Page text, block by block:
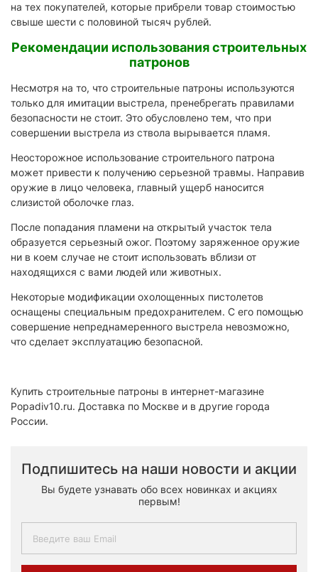
на тех покупателей, которые прибрели товар стоимостью
свыше шести с половиной тысяч рублей.
Рекомендации использования строительных
патронов
Несмотря на то, что строительные патроны используются
только для имитации выстрела, пренебрегать правилами
безопасности не стоит. Это обусловлено тем, что при
совершении выстрела из ствола вырывается пламя.
Неосторожное использование строительного патрона
может привести к получению серьезной травмы. Направив
оружие в лицо человека, главный ущерб наносится
слизистой оболочке глаз.
После попадания пламени на открытый участок тела
образуется серьезный ожог. Поэтому заряженное оружие
ни в коем случае не стоит использовать вблизи от
находящихся с вами людей или животных.
Некоторые модификации охолощенных пистолетов
оснащены специальным предохранителем. С его помощью
совершение непреднамеренного выстрела невозможно,
что сделает эксплуатацию безопасной.
Купить строительные патроны в интернет-магазине
Popadiv10.ru. Доставка по Москве и в другие города
России.
Подпишитесь на наши новости и акции
Вы будете узнавать обо всех новинках и акциях
первым!